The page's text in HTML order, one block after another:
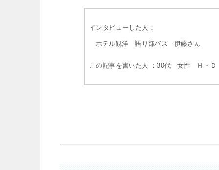
インタビューした人：
ホテル観洋 語り部バス 伊藤さん
この記事を書いた人 ：30代 女性 Ｈ・Ｄ